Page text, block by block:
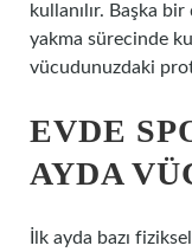
kullanılır. Başka
yakma sürecinde
vücudunuzdaki
EVDE
AYDA
İlk ayda bazı